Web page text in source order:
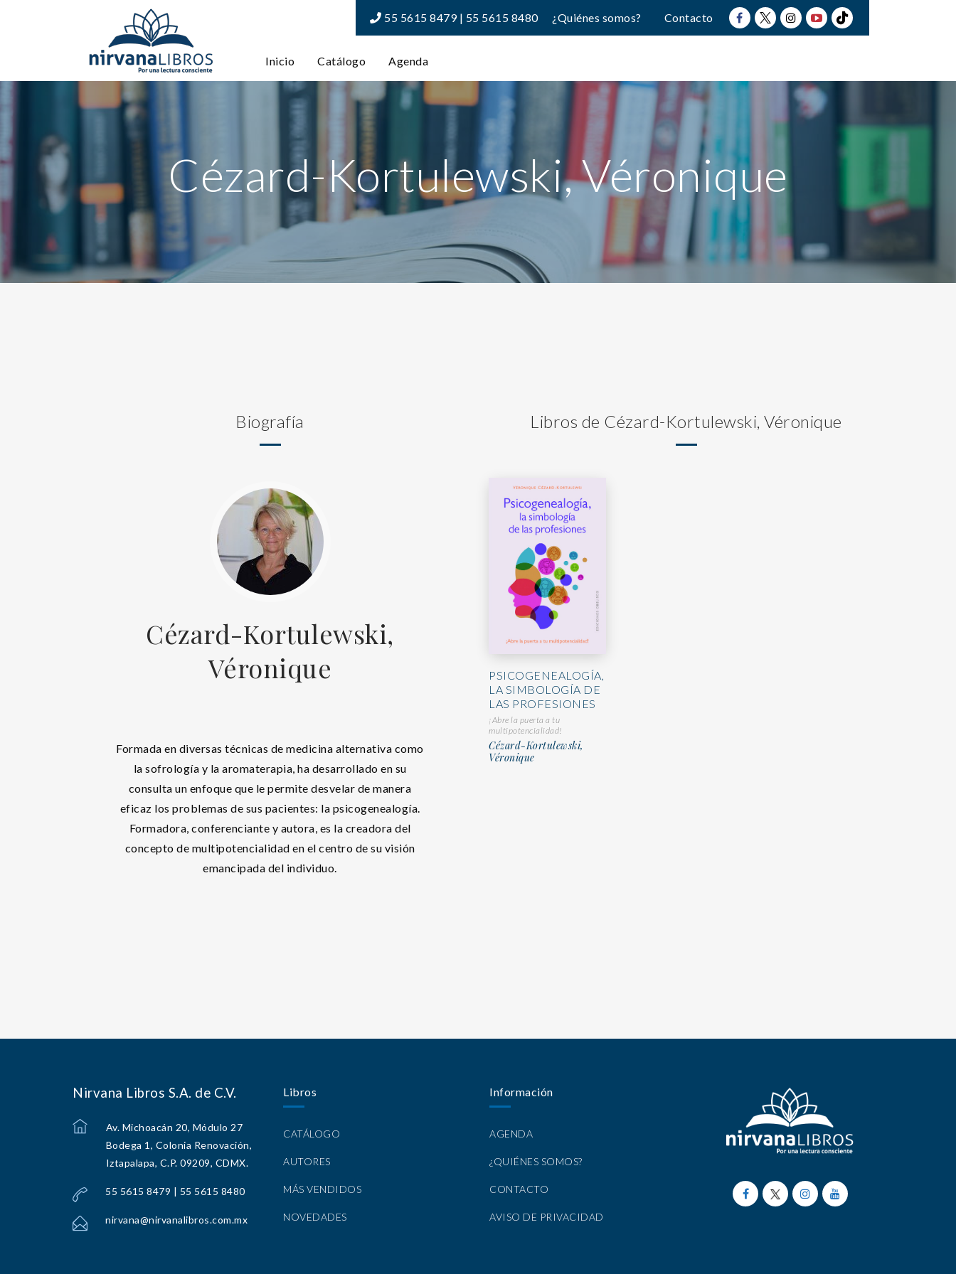
55 5615 8479 | 55 5615 8480 ¿Quiénes somos? Contacto
Inicio Catálogo Agenda
Cézard-Kortulewski, Véronique
Biografía
Cézard-Kortulewski,
Véronique
Formada en diversas técnicas de medicina alternativa como
la sofrología y la aromaterapia, ha desarrollado en su
consulta un enfoque que le permite desvelar de manera
eficaz los problemas de sus pacientes: la psicogenealogía.
Formadora, conferenciante y autora, es la creadora del
concepto de multipotencialidad en el centro de su visión
emancipada del individuo.
Libros de Cézard-Kortulewski, Véronique
PSICOGENEALOGÍA,
LA SIMBOLOGÍA DE
LAS PROFESIONES
¡Abre la puerta a tu
multipotencialidad!
Cézard-Kortulewski,
Véronique
Nirvana Libros S.A. de C.V.
Av. Michoacán 20, Módulo 27
Bodega 1, Colonia Renovación,
Iztapalapa, C.P. 09209, CDMX.
55 5615 8479 | 55 5615 8480
nirvana@nirvanalibros.com.mx
Libros
CATÁLOGO
AUTORES
MÁS VENDIDOS
NOVEDADES
Información
AGENDA
¿QUIÉNES SOMOS?
CONTACTO
AVISO DE PRIVACIDAD